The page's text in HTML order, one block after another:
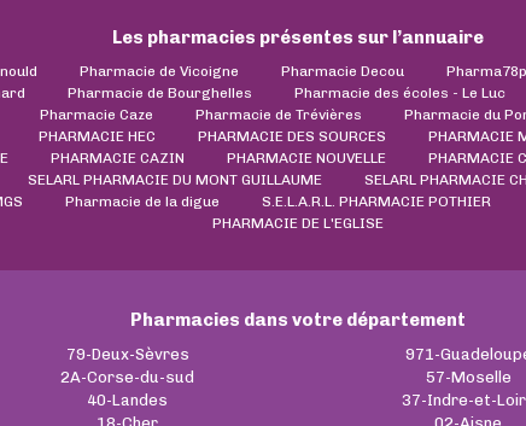
Les pharmacies présentes sur l’annuaire
Pharmacie de Vicoigne Pharmacie Decou
Pharmacie de Bourghelles Pharmacie des écoles - Le Luc
Pharmacie Caze Pharmacie de Trévières Pharmacie du
PHARMACIE HEC PHARMACIE DES SOURCES PHARMACIE
PHARMACIE CAZIN PHARMACIE NOUVELLE PHARMACIE
SELARL PHARMACIE DU MONT GUILLAUME SELARL PHARMACIE
Pharmacie de la digue S.E.L.A.R.L. PHARMACIE POTHIER
PHARMACIE DE L'EGLISE
Pharmacies dans votre département
79-Deux-Sèvres
2A-Corse-du-sud
40-Landes
971-
57-Moselle
37-Indre-et-